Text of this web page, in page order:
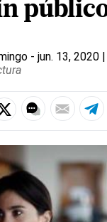
- jun. 13, 2020